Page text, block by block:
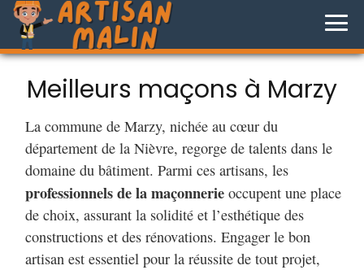
Meilleurs maçons à Marzy
La commune de Marzy, nichée au cœur du
département de la Nièvre, regorge de talents dans le
domaine du bâtiment. Parmi ces artisans, les
professionnels de la maçonnerie occupent une place
de choix, assurant la solidité et l’esthétique des
constructions et des rénovations. Engager le bon
artisan est essentiel pour la réussite de tout projet,